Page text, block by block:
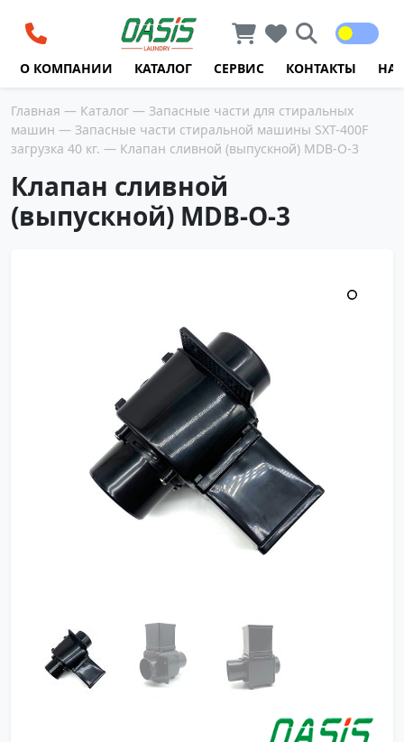
О КОМПАНИИ КАТАЛОГ СЕРВИС КОНТАКТЫ
Главная — Каталог — Запасные части для стиральных
машин — Запасные части стиральной машины SXT-400F
загрузка 40 кг. — Клапан сливной (выпускной) MDB-O-3
Клапан сливной
(выпускной) MDB-O-3